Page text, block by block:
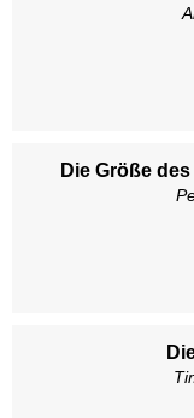
Die Größe